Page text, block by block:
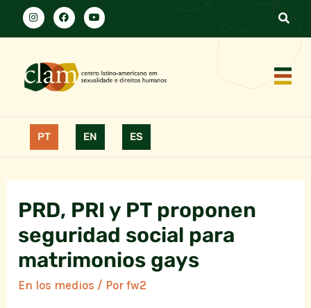
PT EN ES
PRD, PRI y PT proponen
seguridad social para
matrimonios gays
En los medios / Porfw2